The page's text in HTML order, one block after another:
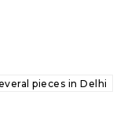
pieces in Delhi